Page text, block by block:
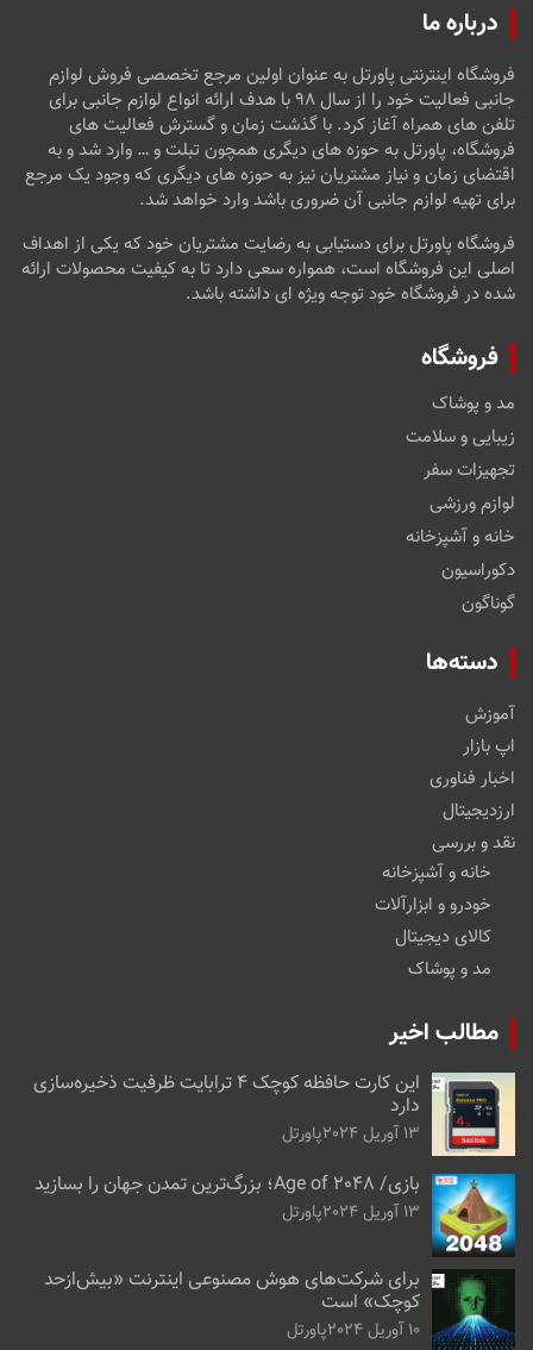
درباره ما
فروشگاه اینترنتی پاورتل به عنوان اولین مرجع تخصصی فروش لوازم
جانبی فعالیت خود را از سال ۹۸ با هدف ارائه انواع لوازم جانبی برای
تلفن های همراه آغاز کرد. با گذشت زمان و گسترش فعالیت های
فروشگاه، پاورتل به حوزه های دیگری همچون تبلت و … وارد شد و به
اقتضای زمان و نیاز مشتریان نیز به حوزه های دیگری که وجود یک مرجع
برای تهیه لوازم جانبی آن ضروری باشد وارد خواهد شد.
فروشگاه پاورتل برای دستیابی به رضایت مشتریان خود که یکی از اهداف
اصلی این فروشگاه است، همواره سعی دارد تا به کیفیت محصولات ارائه
شده در فروشگاه خود توجه ویژه ای داشته باشد.
فروشگاه
مد و پوشاک
زیبایی و سلامت
تجهیزات سفر
لوازم ورزشی
خانه و آشپزخانه
دکوراسیون
گوناگون
دسته‌ها
آموزش
اپ بازار
اخبار فناوری
ارزدیجیتال
نقد و بررسی
خانه و آشپزخانه
خودرو و ابزارآلات
کالای دیجیتال
مد و پوشاک
مطالب اخیر
این کارت حافظه کوچک ۴ ترابایت ظرفیت ذخیره‌سازی
دارد
13 آوریل 2024 پاورتل
بازی/ Age of 2048؛ بزرگ‌ترین تمدن جهان را بسازید
13 آوریل 2024 پاورتل
برای شرکت‌های هوش مصنوعی اینترنت «بیش‌از‌حد
کوچک» است
10 آوریل 2024 پاورتل